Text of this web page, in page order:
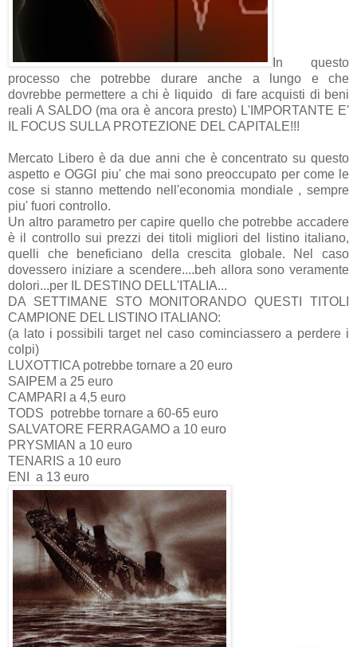
In questo
processo che potrebbe durare anche a lungo e che
dovrebbe permettere a chi è liquido di fare acquisti di beni
reali A SALDO (ma ora è ancora presto) L'IMPORTANTE E'
IL FOCUS SULLA PROTEZIONE DEL CAPITALE!!!
Mercato Libero è da due anni che è concentrato su questo
aspetto e OGGI piu' che mai sono preoccupato per come le
cose si stanno mettendo nell'economia mondiale , sempre
piu' fuori controllo.
Un altro parametro per capire quello che potrebbe accadere
è il controllo sui prezzi dei titoli migliori del listino italiano,
quelli che beneficiano della crescita globale. Nel caso
dovessero iniziare a scendere....beh allora sono veramente
dolori...per IL DESTINO DELL'ITALIA...
DA SETTIMANE STO MONITORANDO QUESTI TITOLI
CAMPIONE DEL LISTINO ITALIANO:
(a lato i possibili target nel caso cominciassero a perdere i
colpi)
LUXOTTICA potrebbe tornare a 20 euro
SAIPEM a 25 euro
CAMPARI a 4,5 euro
TODS potrebbe tornare a 60-65 euro
SALVATORE FERRAGAMO a 10 euro
PRYSMIAN a 10 euro
TENARIS a 10 euro
ENI a 13 euro